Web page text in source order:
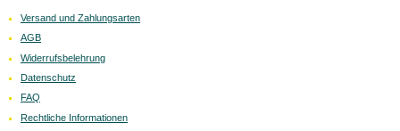
Versand und Zahlungsarten
AGB
Widerrufsbelehrung
Datenschutz
FAQ
Rechtliche Informationen